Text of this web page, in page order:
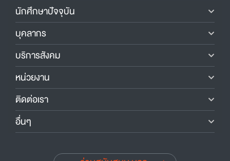
นักศึกษาปัจจุบัน
บุคลากร
บริการสังคม
หน่วยงาน
ติดต่อเรา
อื่นๆ